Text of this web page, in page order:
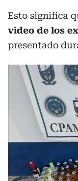
Esto significa
video de los
presentado